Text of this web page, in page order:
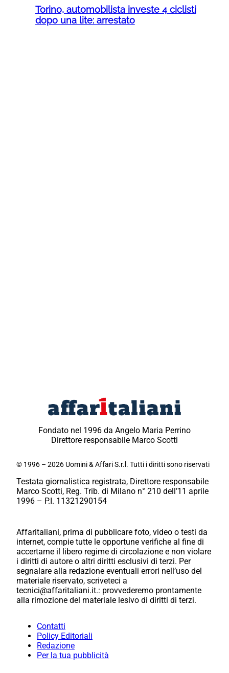
Torino, automobilista investe 4 ciclisti
dopo una lite: arrestato
Fondato nel 1996 da Angelo Maria Perrino
Direttore responsabile Marco Scotti
© 1996 – 2026 Uomini & Affari S.r.l. Tutti i diritti sono riservati
Testata giornalistica registrata, Direttore responsabile
Marco Scotti, Reg. Trib. di Milano n° 210 dell’11 aprile
1996 – P.I. 11321290154
Affaritaliani, prima di pubblicare foto, video o testi da
internet, compie tutte le opportune verifiche al fine di
accertarne il libero regime di circolazione e non violare
i diritti di autore o altri diritti esclusivi di terzi. Per
segnalare alla redazione eventuali errori nell’uso del
materiale riservato, scriveteci a
tecnici@affaritaliani.it.: provvederemo prontamente
alla rimozione del materiale lesivo di diritti di terzi.
Contatti
Policy Editoriali
Redazione
Per la tua pubblicità